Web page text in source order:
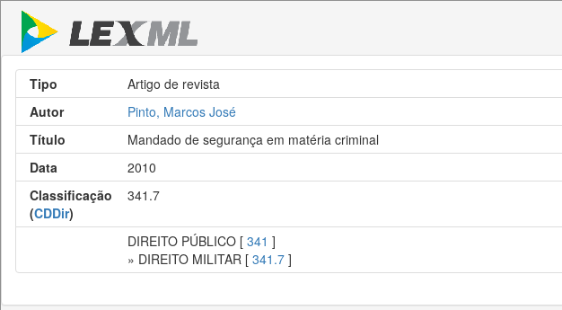
Tipo
Artigo de revista
Autor
Pinto, Marcos José
Título
Mandado de segurança em matéria criminal
Data
2010
Classificação
(CDDir)
341.7
DIREITO PÚBLICO [ 341 ]
» DIREITO MILITAR [ 341.7 ]